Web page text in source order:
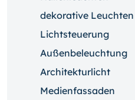
dekorative Leuchten
Lichtsteuerung
Außenbeleuchtung
Architekturlicht
Medienfassaden